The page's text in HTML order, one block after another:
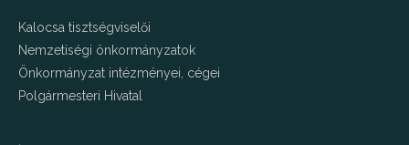
Kalocsa tisztségviselői
Nemzetiségi önkormányzatok
Önkormányzat intézményei, cégei
Polgármesteri Hivatal